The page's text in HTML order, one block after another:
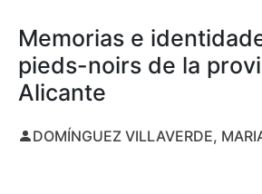
Memorias e
pieds-noirs de la
Alicante
DOMÍNGUEZ VILLAVERDE,